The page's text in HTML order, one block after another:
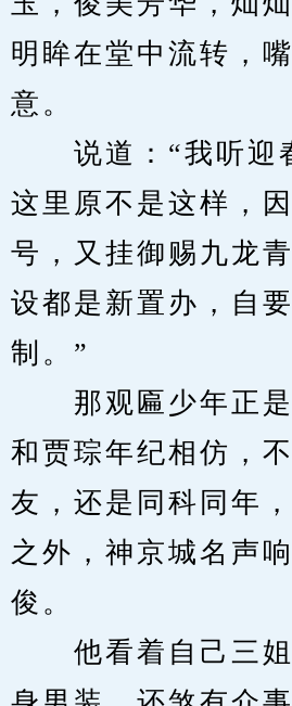
明眸在堂中流转，
意。
说道：“我听迎
这里原不是这样，
号，又挂御赐九龙
设都是新置办，自
制。”
那观匾少年正是
和贾琮年纪相仿，
友，还是同科同年
之外，神京城名声
俊。
他看着自己三姐